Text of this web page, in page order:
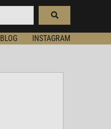
BLOG INSTAGRAM